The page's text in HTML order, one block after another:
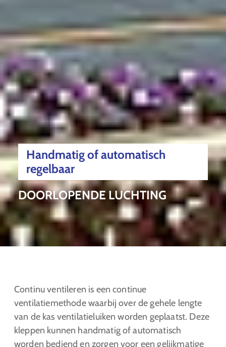
DOORLOPENDE LUCHTING
Handmatig of automatisch
regelbaar
Continu ventileren is een continue
ventilatiemethode waarbij over de gehele lengte
van de kas ventilatieluiken worden geplaatst. Deze
kleppen kunnen handmatig of automatisch
worden bediend en zorgen voor een gelijkmatige